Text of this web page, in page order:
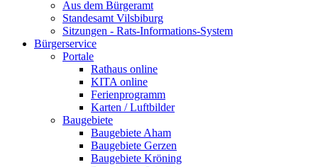
Aus dem Bürgeramt
Standesamt Vilsbiburg
Sitzungen - Rats-Informations-System
Bürgerservice
Portale
Rathaus online
KITA online
Ferienprogramm
Karten / Luftbilder
Baugebiete
Baugebiete Aham
Baugebiete Gerzen
Baugebiete Kröning